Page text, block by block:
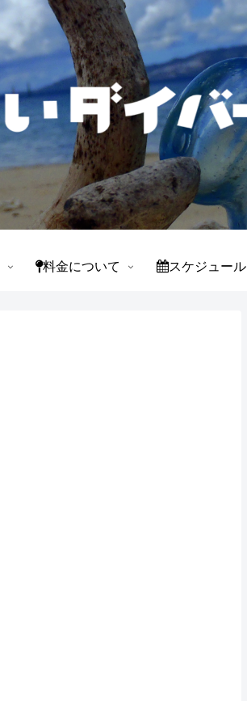
料金について スケジュール